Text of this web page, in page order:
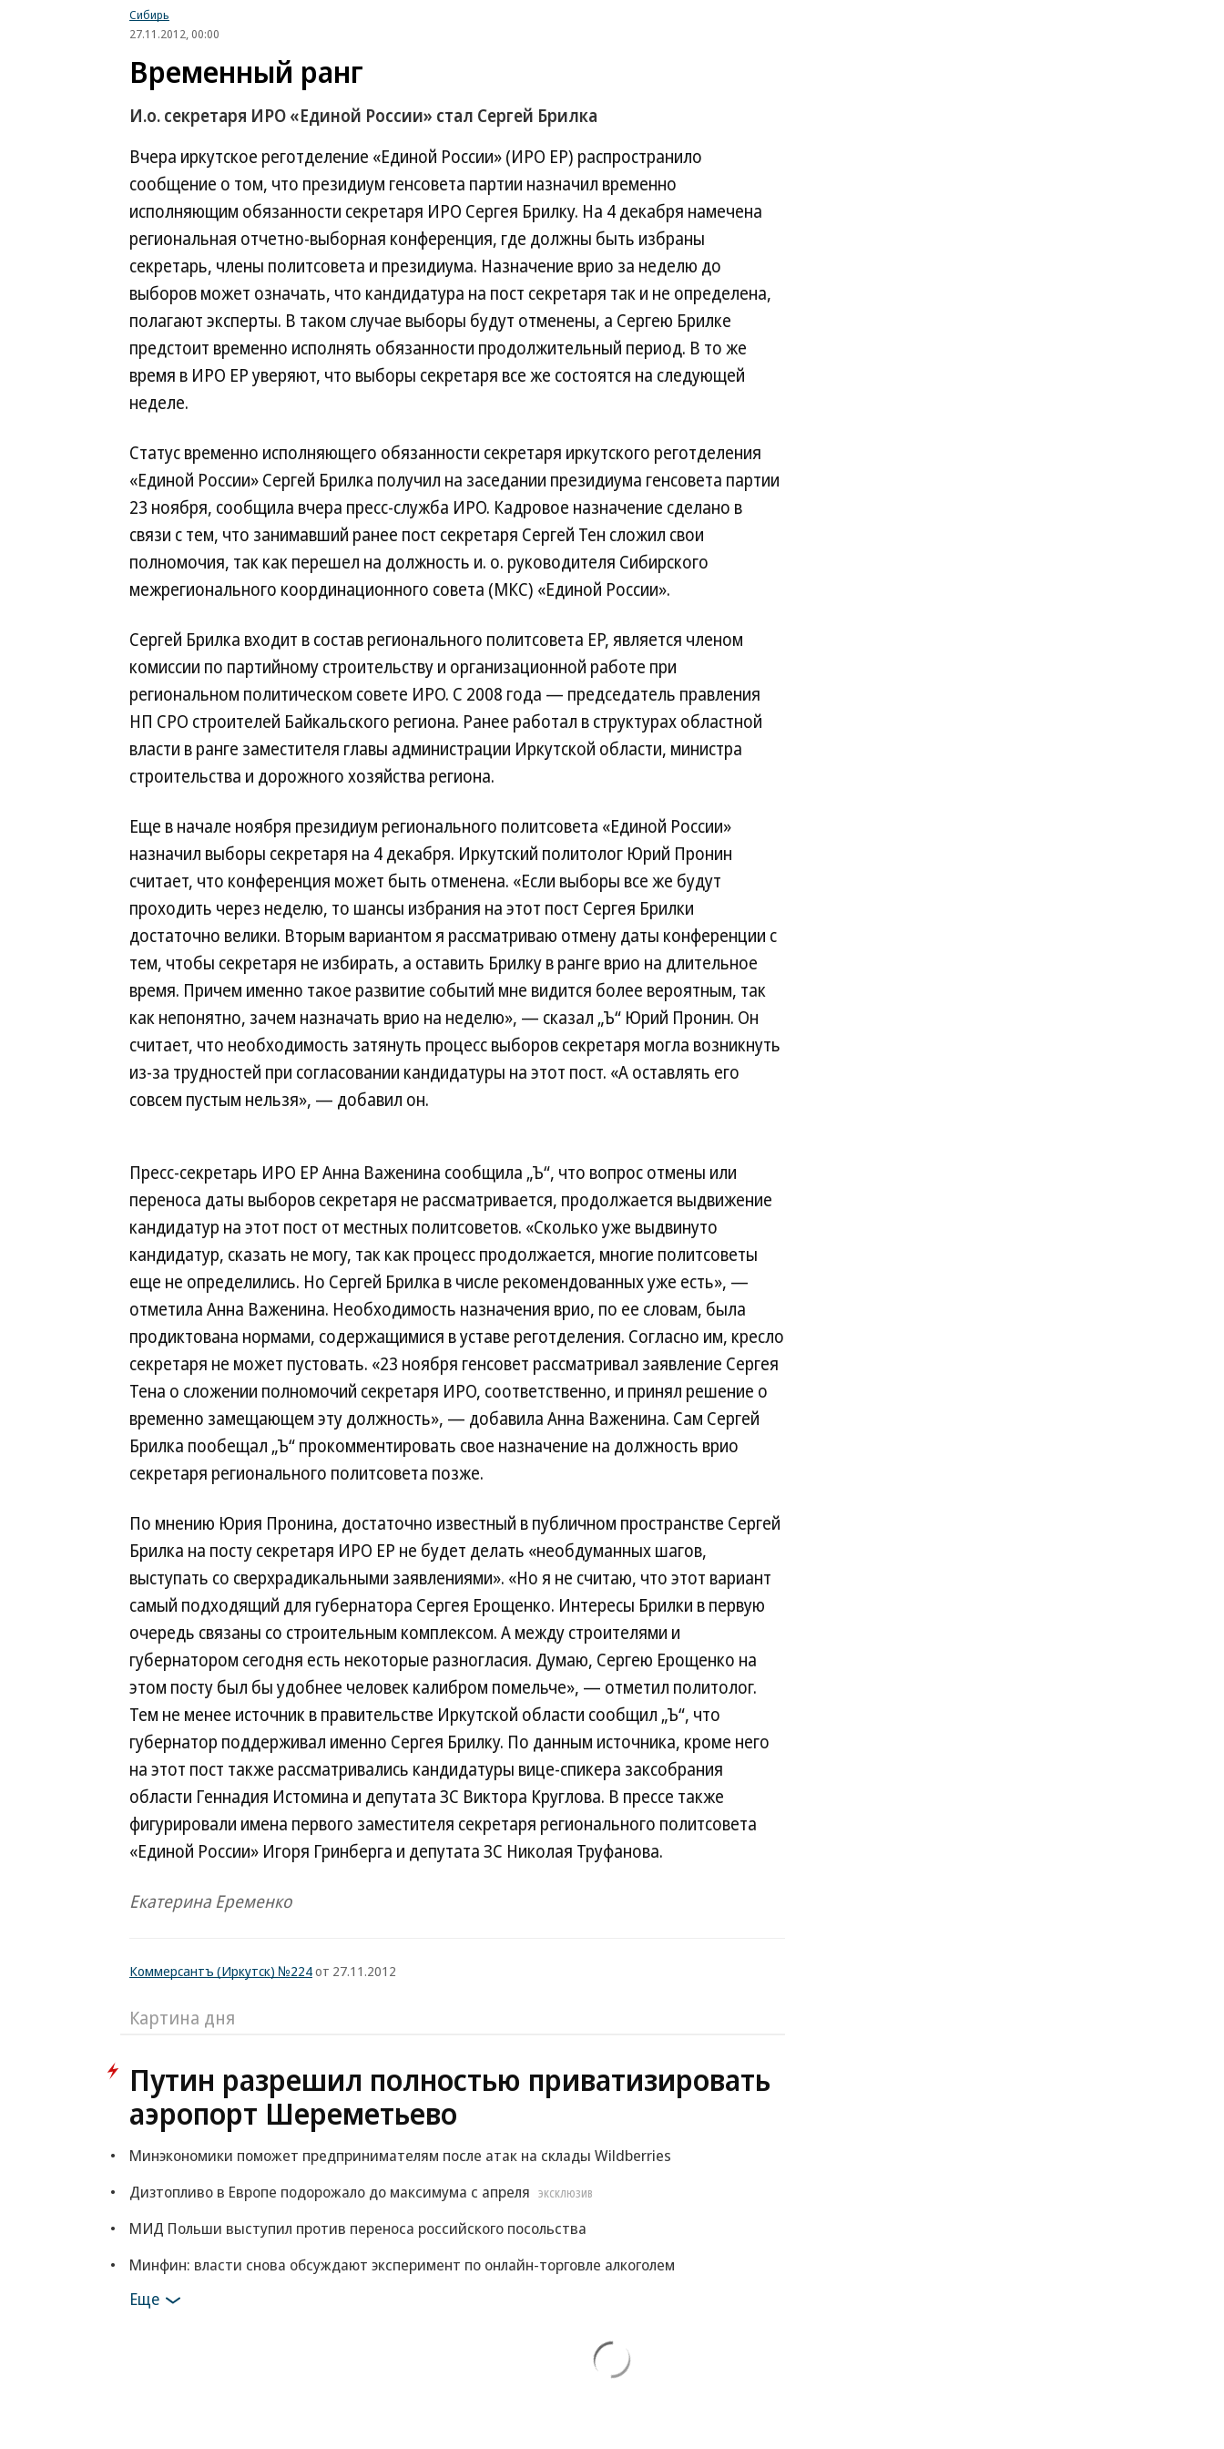
Сибирь
27.11.2012, 00:00
Временный ранг
И.о. секретаря ИРО «Единой России» стал Сергей Брилка
Вчера иркутское реготделение «Единой России» (ИРО ЕР) распространило
сообщение о том, что президиум генсовета партии назначил временно
исполняющим обязанности секретаря ИРО Сергея Брилку. На 4 декабря намечена
региональная отчетно-выборная конференция, где должны быть избраны
секретарь, члены политсовета и президиума. Назначение врио за неделю до
выборов может означать, что кандидатура на пост секретаря так и не определена,
полагают эксперты. В таком случае выборы будут отменены, а Сергею Брилке
предстоит временно исполнять обязанности продолжительный период. В то же
время в ИРО ЕР уверяют, что выборы секретаря все же состоятся на следующей
неделе.
Статус временно исполняющего обязанности секретаря иркутского реготделения
«Единой России» Сергей Брилка получил на заседании президиума генсовета партии
23 ноября, сообщила вчера пресс-служба ИРО. Кадровое назначение сделано в
связи с тем, что занимавший ранее пост секретаря Сергей Тен сложил свои
полномочия, так как перешел на должность и. о. руководителя Сибирского
межрегионального координационного совета (МКС) «Единой России».
Сергей Брилка входит в состав регионального политсовета ЕР, является членом
комиссии по партийному строительству и организационной работе при
региональном политическом совете ИРО. С 2008 года — председатель правления
НП СРО строителей Байкальского региона. Ранее работал в структурах областной
власти в ранге заместителя главы администрации Иркутской области, министра
строительства и дорожного хозяйства региона.
Еще в начале ноября президиум регионального политсовета «Единой России»
назначил выборы секретаря на 4 декабря. Иркутский политолог Юрий Пронин
считает, что конференция может быть отменена. «Если выборы все же будут
проходить через неделю, то шансы избрания на этот пост Сергея Брилки
достаточно велики. Вторым вариантом я рассматриваю отмену даты конференции с
тем, чтобы секретаря не избирать, а оставить Брилку в ранге врио на длительное
время. Причем именно такое развитие событий мне видится более вероятным, так
как непонятно, зачем назначать врио на неделю», — сказал „Ъ“ Юрий Пронин. Он
считает, что необходимость затянуть процесс выборов секретаря могла возникнуть
из-за трудностей при согласовании кандидатуры на этот пост. «А оставлять его
совсем пустым нельзя», — добавил он.
Пресс-секретарь ИРО ЕР Анна Важенина сообщила „Ъ“, что вопрос отмены или
переноса даты выборов секретаря не рассматривается, продолжается выдвижение
кандидатур на этот пост от местных политсоветов. «Сколько уже выдвинуто
кандидатур, сказать не могу, так как процесс продолжается, многие политсоветы
еще не определились. Но Сергей Брилка в числе рекомендованных уже есть», —
отметила Анна Важенина. Необходимость назначения врио, по ее словам, была
продиктована нормами, содержащимися в уставе реготделения. Согласно им, кресло
секретаря не может пустовать. «23 ноября генсовет рассматривал заявление Сергея
Тена о сложении полномочий секретаря ИРО, соответственно, и принял решение о
временно замещающем эту должность», — добавила Анна Важенина. Сам Сергей
Брилка пообещал „Ъ“ прокомментировать свое назначение на должность врио
секретаря регионального политсовета позже.
По мнению Юрия Пронина, достаточно известный в публичном пространстве Сергей
Брилка на посту секретаря ИРО ЕР не будет делать «необдуманных шагов,
выступать со сверхрадикальными заявлениями». «Но я не считаю, что этот вариант
самый подходящий для губернатора Сергея Ерощенко. Интересы Брилки в первую
очередь связаны со строительным комплексом. А между строителями и
губернатором сегодня есть некоторые разногласия. Думаю, Сергею Ерощенко на
этом посту был бы удобнее человек калибром помельче», — отметил политолог.
Тем не менее источник в правительстве Иркутской области сообщил „Ъ“, что
губернатор поддерживал именно Сергея Брилку. По данным источника, кроме него
на этот пост также рассматривались кандидатуры вице-спикера заксобрания
области Геннадия Истомина и депутата ЗС Виктора Круглова. В прессе также
фигурировали имена первого заместителя секретаря регионального политсовета
«Единой России» Игоря Гринберга и депутата ЗС Николая Труфанова.
Екатерина Еременко
Коммерсантъ (Иркутск) №224от 27.11.2012
Картина дня
Путин разрешил полностью приватизировать
аэропорт Шереметьево
Минэкономики поможет предпринимателям после атак на склады Wildberries
Дизтопливо в Европе подорожало до максимума с апреля
ЭКСКЛЮЗИВ
МИД Польши выступил против переноса российского посольства
Минфин: власти снова обсуждают эксперимент по онлайн-торговле алкоголем
Еще